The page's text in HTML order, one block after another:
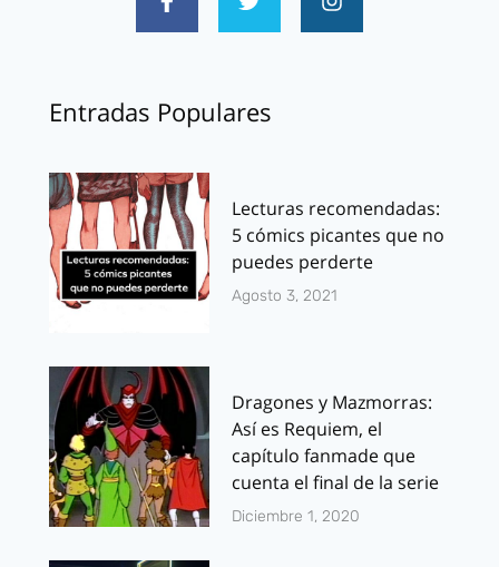
Entradas Populares
Lecturas recomendadas:
5 cómics picantes que no
puedes perderte
Agosto 3, 2021
Dragones y Mazmorras:
Así es Requiem, el
capítulo fanmade que
cuenta el final de la serie
Diciembre 1, 2020